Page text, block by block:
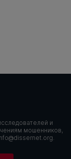
и
мошенников,